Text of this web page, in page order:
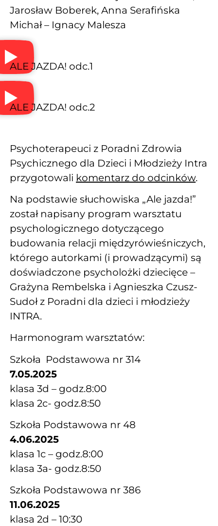
Jarosław Boberek, Anna Serafińska
Michał – Ignacy Malesza
ALE JAZDA! odc.1
ALE JAZDA! odc.2
Psychoterapeuci z Poradni Zdrowia
Psychicznego dla Dzieci i Młodzieży Intra
przygotowali komentarz do odcinków.
Na podstawie słuchowiska „Ale jazda!”
został napisany program warsztatu
psychologicznego dotyczącego
budowania relacji międzyrówieśniczych,
którego autorkami (i prowadzącymi) są
doświadczone psycholożki dziecięce –
Grażyna Rembelska i Agnieszka Czusz-
Sudoł z Poradni dla dzieci i młodzieży
INTRA.
Harmonogram warsztatów:
Szkoła Podstawowa nr 314
7.05.2025
klasa 3d – godz.8:00
klasa 2c- godz.8:50
Szkoła Podstawowa nr 48
4.06.2025
klasa 1c – godz.8:00
klasa 3a- godz.8:50
Szkoła Podstawowa nr 386
11.06.2025
klasa 2d – 10:30